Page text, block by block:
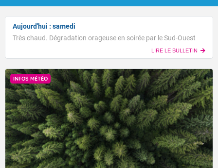
Aujourd'hui : samedi
Très chaud. Dégradation orageuse en soirée par le Sud-Ouest
LIRE LE BULLETIN
INFOS MÉTÉO